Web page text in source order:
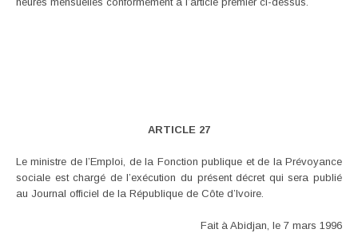
ARTICLE 27
Le ministre de l’Emploi, de la Fonction publique et de la Prévoyance
sociale est chargé de l’exécution du présent décret qui sera publié
au Journal officiel de la République de Côte d’Ivoire.
Fait à Abidjan, le 7 mars 1996